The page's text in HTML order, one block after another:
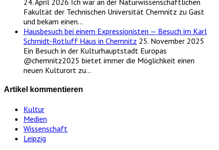
Fakultät der Technischen Universität Chemnitz zu Gast
und bekam einen…
Hausbesuch bei einem Expressionisten — Besuch im Karl
Schmidt-Rotluff Haus in Chemnitz 25. November 2025
Ein Besuch in der Kulturhauptstadt Europas
@chemnitz2025 bietet immer die Möglichkeit einen
neuen Kulturort zu…
Artikel kommentieren
Kultur
Medien
Wissenschaft
Leipzig